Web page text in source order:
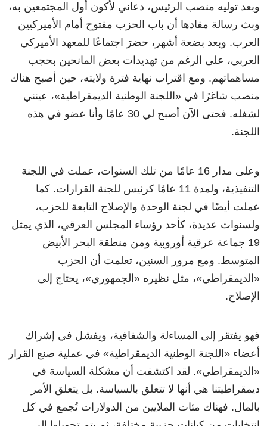
وبعد توليه منصب الرئيس، دعاني لأكون أول المجتمعين به،
وبث رسالة مفادها أن باب الحزب مفتوح أمام الأميركيين
العرب. وبعد بضعة أشهر، حضرَ اجتماعًا للمعهد الأميركي
العربي، على الرغم من تهديدات بعض المانحين بحجب
مساهماتهم. ومع اقتراب نهاية فترة ولايته، حين أصبح هناك
منصب شاغرًا في «اللجنة الوطنية الديمقراطية»، عينني
لشغله. فحتى الآن أصبح لي 30 عامًا وأنا عضو في هذه
اللجنة.
وعلى مدار 16 عامًا من تلك السنوات، عملت في اللجنة
التنفيذية، ولمدة 11 عامًا كرئيس للجنة القرارات. كما
عملت أيضًا في لجنة الوحدة والإصلاح التابعة للحزب،
ولسنوات عديدة، كأحد رؤساء المجلس العرقي، الذي يمثل
19 جماعة عرقية أوروبية ومن منطقة البحر الأبيض
المتوسط. ومع مرور السنين، تعلمت أن الحزب
«الديمقراطي»، مثل نظيره «الجمهوري»، يحتاج إلى
الإصلاح.
فهو يفتقر إلى المساءلة والشفافية، ويفشل في إشراك
أعضاء «اللجنة الوطنية الديمقراطية» في عملية صنع القرار
«الديمقراطي». لقد اكتشفت أن مشكلة السياسة في
ديمقراطيتنا هي أنها لا تتعلق بالسياسة. بل يتعلق الأمر
بالمال. فهناك مئات الملايين من الدولارات تُجمع في كل